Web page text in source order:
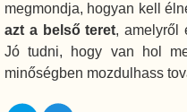
megmondja, hogyan kell
azt a belső teret, amelyről
Jó tudni, hogy van hol
minőségben mozdulhass